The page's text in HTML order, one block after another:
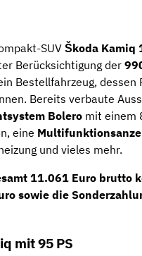
SUV Škoda Kamiq
Berücksichtigung der
Bestellfahrzeug, dessen
Bereits verbaute
Bolero mit einem
eine
und vieles mehr.
11.061 Euro brutto
sowie die
mit 95 PS